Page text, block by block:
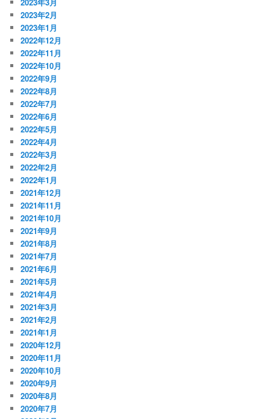
2023年2月
2023年1月
2022年12月
2022年11月
2022年10月
2022年9月
2022年8月
2022年7月
2022年6月
2022年5月
2022年4月
2022年3月
2022年2月
2022年1月
2021年12月
2021年11月
2021年10月
2021年9月
2021年8月
2021年7月
2021年6月
2021年5月
2021年4月
2021年3月
2021年2月
2021年1月
2020年12月
2020年11月
2020年10月
2020年9月
2020年8月
2020年7月